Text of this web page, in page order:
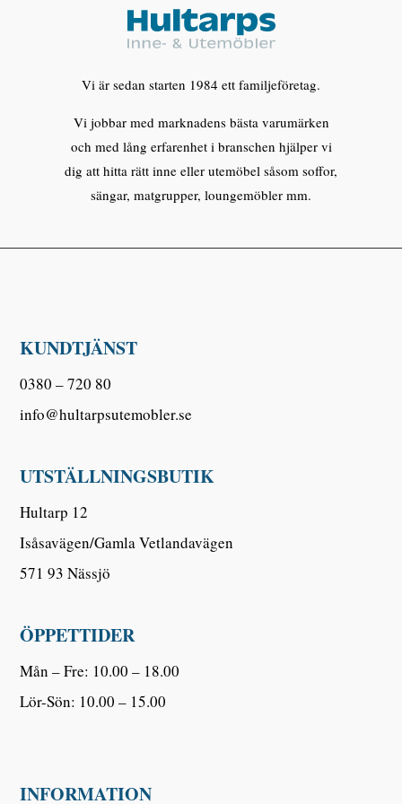
Vi är sedan starten 1984 ett familjeföretag.
Vi jobbar med marknadens bästa varumärken
och med lång erfarenhet i branschen hjälper vi
dig att hitta rätt inne eller utemöbel såsom soffor,
sängar, matgrupper, loungemöbler mm.
KUNDTJÄNST
0380 – 720 80
info@hultarpsutemobler.se
UTSTÄLLNINGSBUTIK
Hultarp 12
Isåsavägen/Gamla Vetlandavägen
571 93 Nässjö
ÖPPETTIDER
Mån – Fre: 10.00 – 18.00
Lör-Sön: 10.00 – 15.00
INFORMATION